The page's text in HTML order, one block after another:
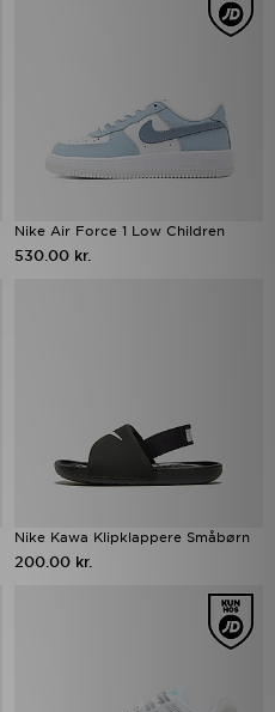
Nike Air Force 1 Low Children
530.00 kr.
Nike Kawa Klipklappere Småbørn
200.00 kr.